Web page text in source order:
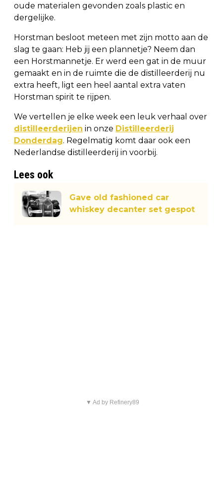
oude materialen gevonden zoals plastic en
dergelijke.
Horstman besloot meteen met zijn motto aan de
slag te gaan: Heb jij een plannetje? Neem dan
een Horstmannetje. Er werd een gat in de muur
gemaakt en in de ruimte die de distilleerderij nu
extra heeft, ligt een heel aantal extra vaten
Horstman spirit te rijpen.
We vertellen je elke week een leuk verhaal over
distilleerderijen in onze Distilleerderij
Donderdag. Regelmatig komt daar ook een
Nederlandse distilleerderij in voorbij.
Lees ook
Gave old fashioned car
whiskey decanter set gespot
▼ Ad by Refinery89